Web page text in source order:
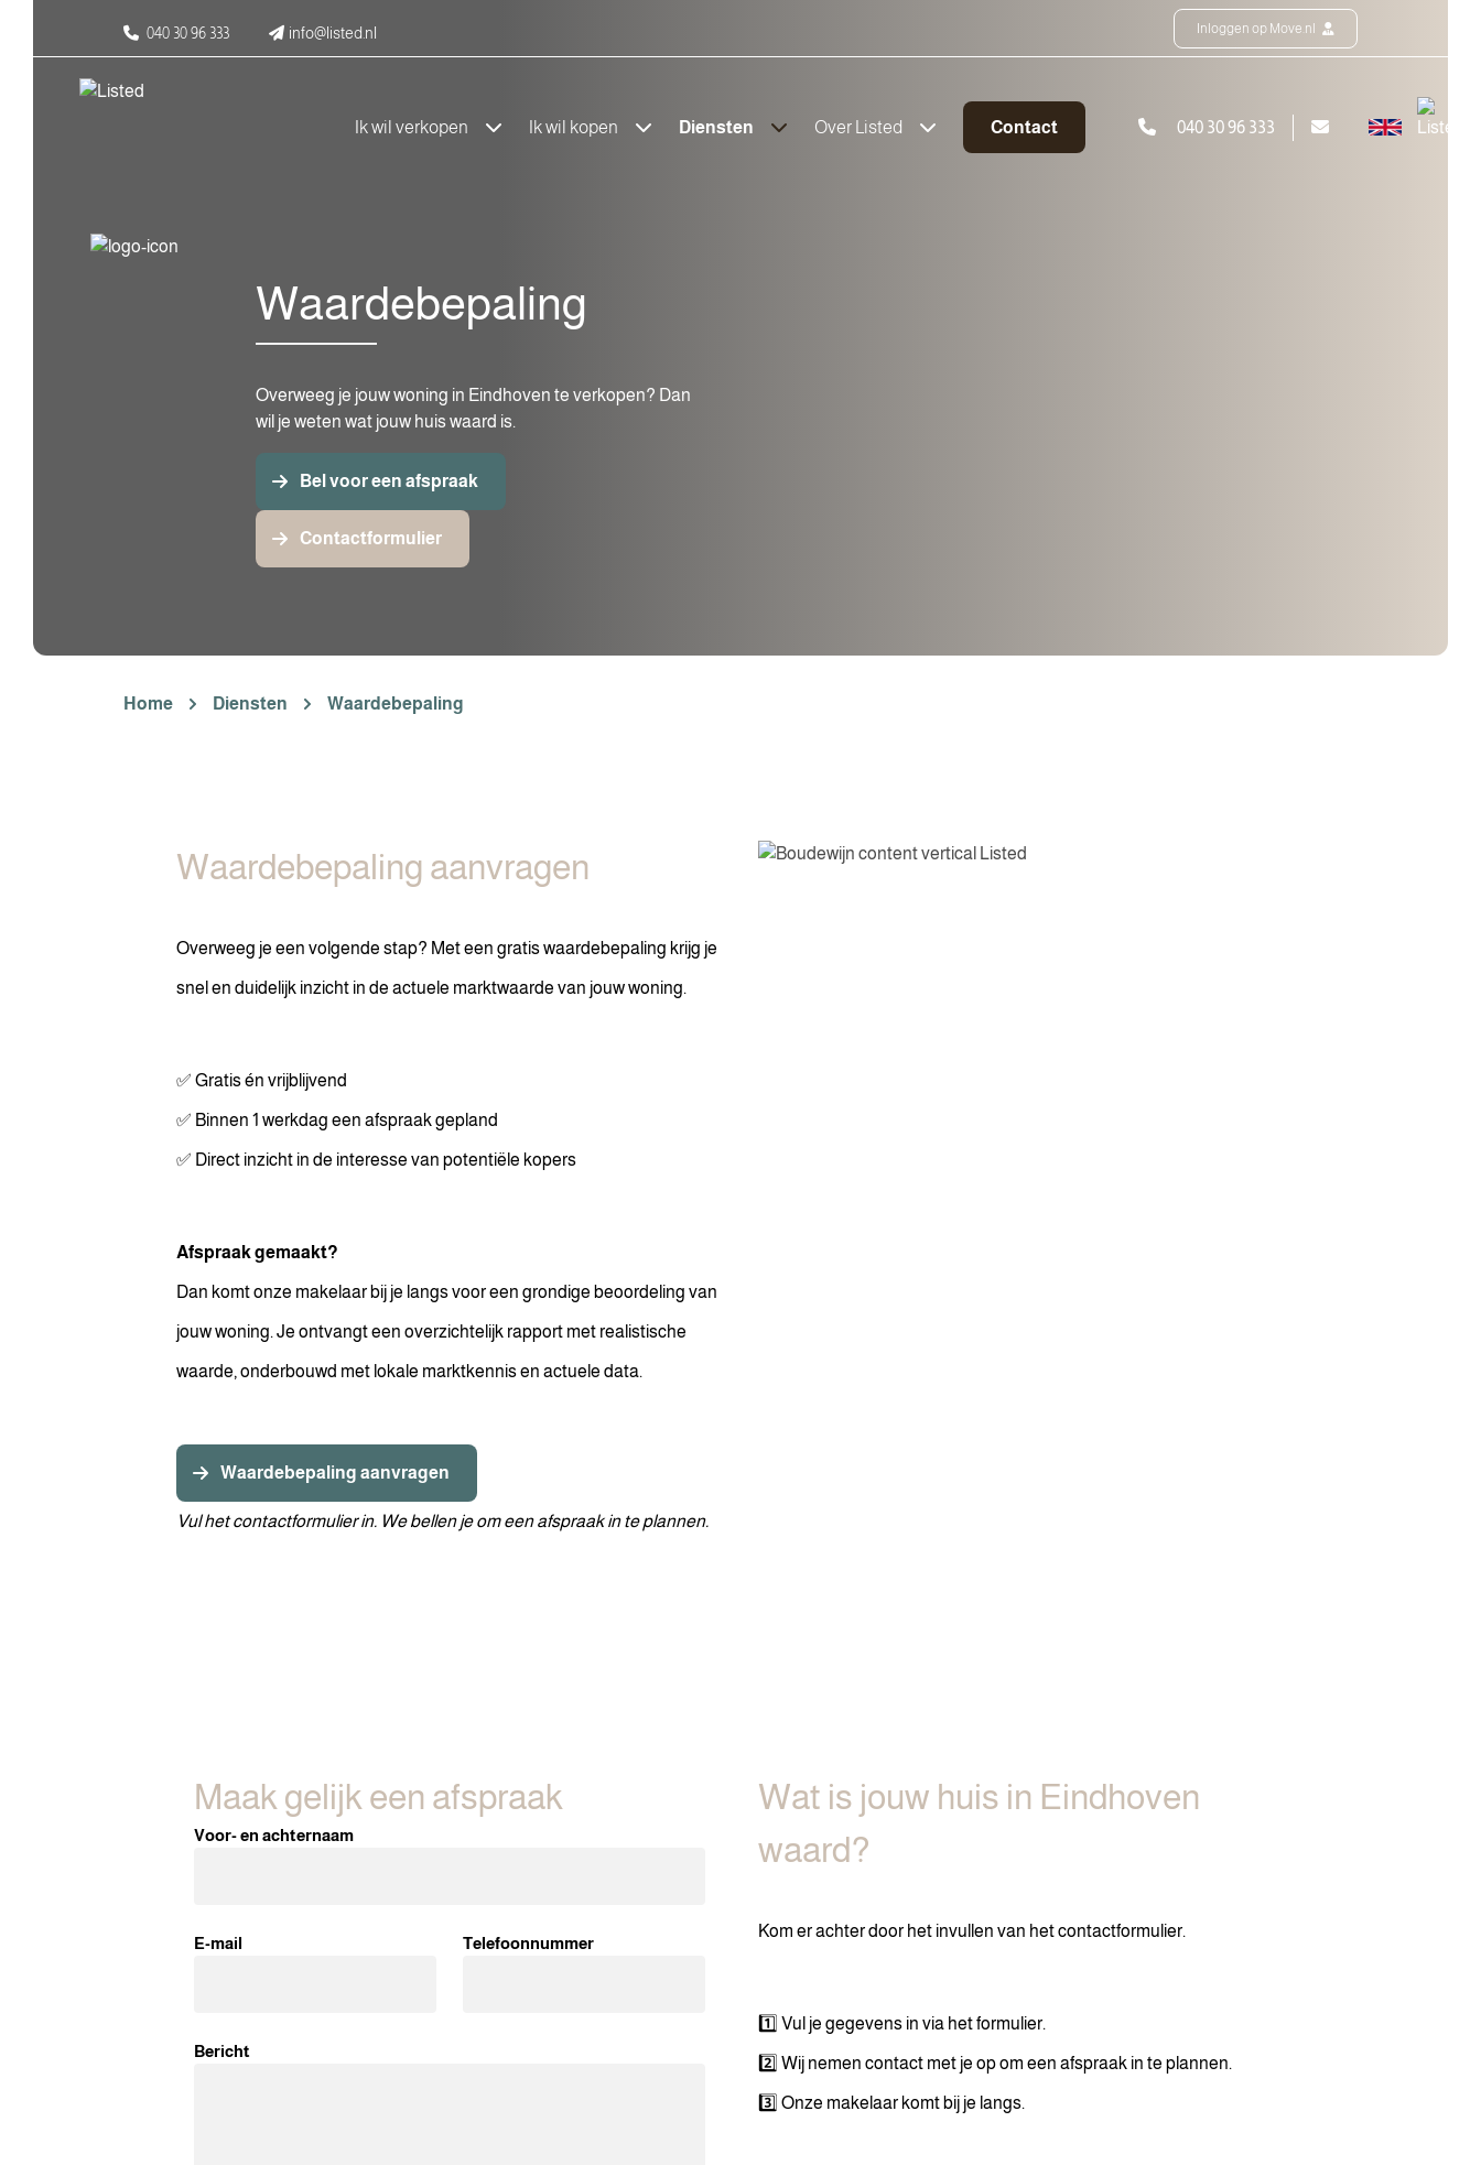
040 30 96 333 info@listed.nl Inloggen op Move.nl
Ik wil verkopen Ik wil kopen Diensten Over Listed Contact 040 30 96 333
Waardebepaling
Overweeg je jouw woning in Eindhoven te verkopen? Dan
wil je weten wat jouw huis waard is.
Bel voor een afspraak
Contactformulier
Home Diensten Waardebepaling
Waardebepaling aanvragen
Overweeg je een volgende stap? Met een gratis waardebepaling krijg je
snel en duidelijk inzicht in de actuele marktwaarde van jouw woning.
✅ Gratis én vrijblijvend
✅ Binnen 1 werkdag een afspraak gepland
✅ Direct inzicht in de interesse van potentiële kopers
Afspraak gemaakt?
Dan komt onze makelaar bij je langs voor een grondige beoordeling van
jouw woning. Je ontvangt een overzichtelijk rapport met realistische
waarde, onderbouwd met lokale marktkennis en actuele data.
Waardebepaling aanvragen
Vul het contactformulier in. We bellen je om een afspraak in te plannen.
Maak gelijk een afspraak
Voor- en achternaam
E-mail Telefoonnummer
Bericht
Wat is jouw huis in Eindhoven
waard?
Kom er achter door het invullen van het contactformulier.
1️⃣ Vul je gegevens in via het formulier.
2️⃣ Wij nemen contact met je op om een afspraak in te plannen.
3️⃣ Onze makelaar komt bij je langs.